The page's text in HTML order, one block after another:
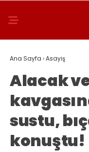
Ana Sayfa ›Asayiş
Alacak
sustu,
konuştu!